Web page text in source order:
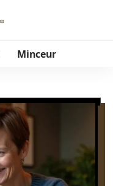
Minceur